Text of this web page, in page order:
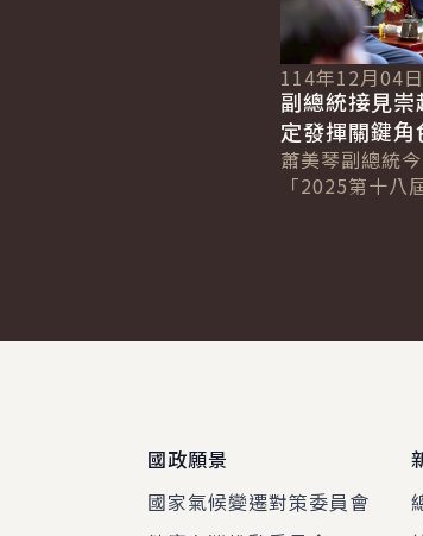
114年12月04日
副總統接見
定發揮關鍵
用主題為全球
蕭美琴副總統
「2025第十八
國政願景
國家氣候變遷對策委員會